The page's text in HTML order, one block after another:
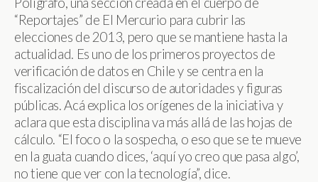
“Reportajes” de El Mercurio para cubrir las
elecciones de 2013, pero que se mantiene hasta la
actualidad. Es uno de los primeros proyectos de
verificación de datos en Chile y se centra en la
fiscalización del discurso de autoridades y figuras
públicas. Acá explica los orígenes de la iniciativa y
aclara que esta disciplina va más allá de las hojas de
cálculo. “El foco o la sospecha, o eso que se te mueve
en la guata cuando dices, ‘aquí yo creo que pasa algo’,
no tiene que ver con la tecnología”, dice.